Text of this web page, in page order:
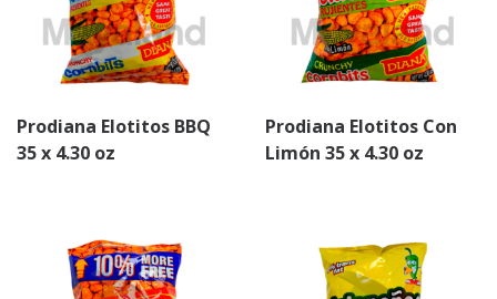
Prodiana Elotitos BBQ
35 x 4.30 oz
Prodiana Elotitos Con
Limón 35 x 4.30 oz